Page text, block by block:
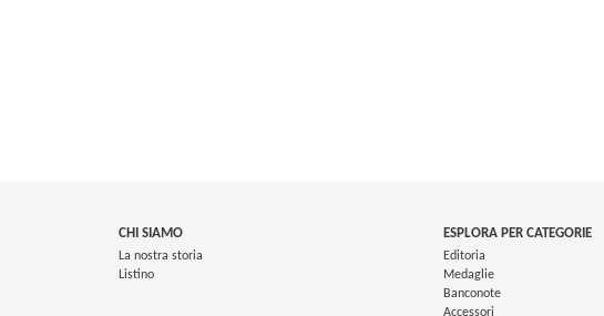
CHI SIAMO
La nostra storia
Listino
ESPLORA PER CATEGORIE
Editoria
Medaglie
Banconote
Accessori